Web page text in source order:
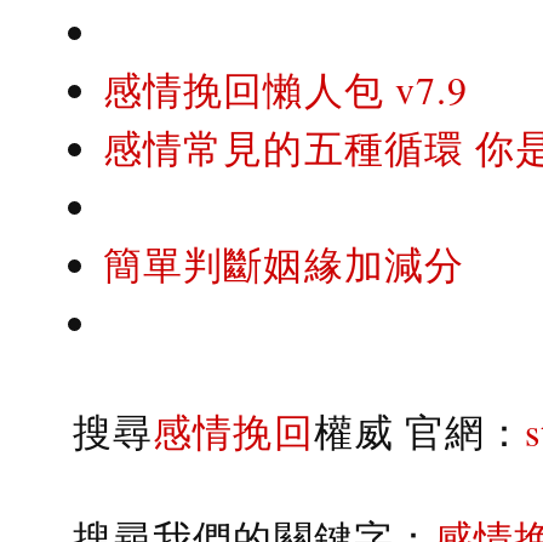
感情挽回懶人包 v7.9
感情常見的五種循環 你
簡單判斷姻緣加減分
搜尋感情挽回權威 官網：